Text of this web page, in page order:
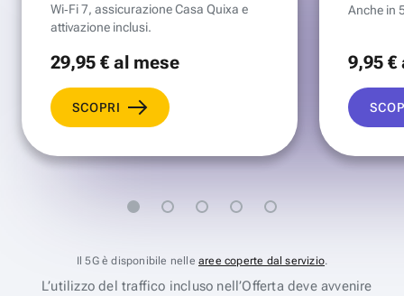
Wi‑Fi 7, assicurazione Casa Quixa e
attivazione inclusi.
29,95 €al mese
SCOPRI
Anche in
9,95 €
Il 5G è disponibile nelle aree coperte dal servizio.
L’utilizzo del traffico incluso nell’Offerta deve avvenire